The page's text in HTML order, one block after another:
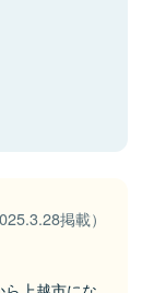
掲載）